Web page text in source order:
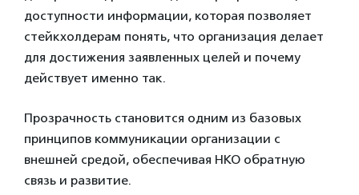
доступности информации, которая позволяет
стейкхолдерам понять, что организация делает
для достижения заявленных целей и почему
действует именно так.
Прозрачность становится одним из базовых
принципов коммуникации организации с
внешней средой, обеспечивая НКО обратную
связь и развитие.